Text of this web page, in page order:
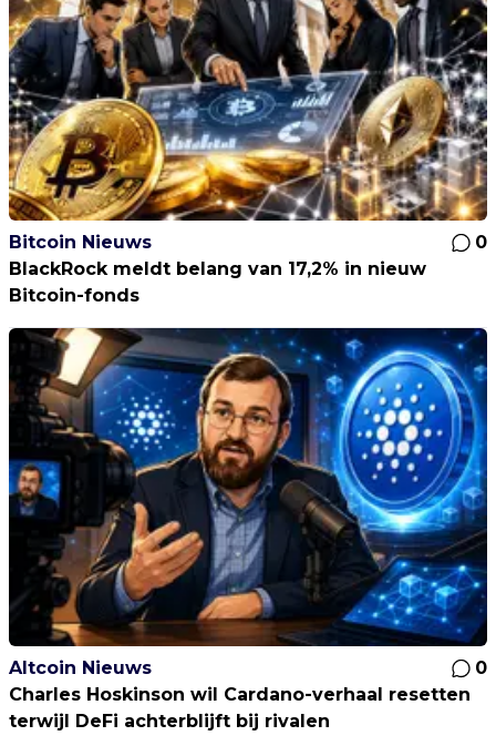
Bitcoin Nieuws
0
BlackRock meldt belang van 17,2% in nieuw
Bitcoin-fonds
Altcoin Nieuws
0
Charles Hoskinson wil Cardano-verhaal resetten
terwijl DeFi achterblijft bij rivalen